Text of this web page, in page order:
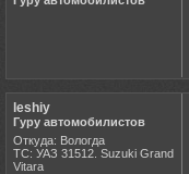
leshiy
Гуру автомобилистов
Откуда: Вологда
ТС: УАЗ 31512. Suzuki Grand
Vitara